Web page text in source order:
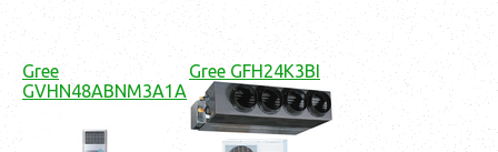
Gree
GVHN48ABNM3A1A
Gree GFH24K3BI